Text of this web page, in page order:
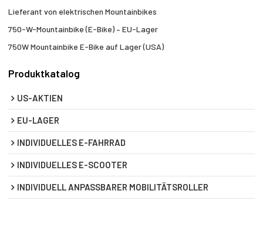
Lieferant von elektrischen Mountainbikes
750-W-Mountainbike (E-Bike) – EU-Lager
750W Mountainbike E-Bike auf Lager (USA)
Produktkatalog
US-AKTIEN
EU-LAGER
INDIVIDUELLES E-FAHRRAD
INDIVIDUELLES E-SCOOTER
INDIVIDUELL ANPASSBARER MOBILITÄTSROLLER